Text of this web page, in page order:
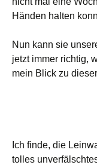
Händen halten
Nun kann sie
jetzt immer richtig,
mein Blick zu
Ich finde, die
tolles